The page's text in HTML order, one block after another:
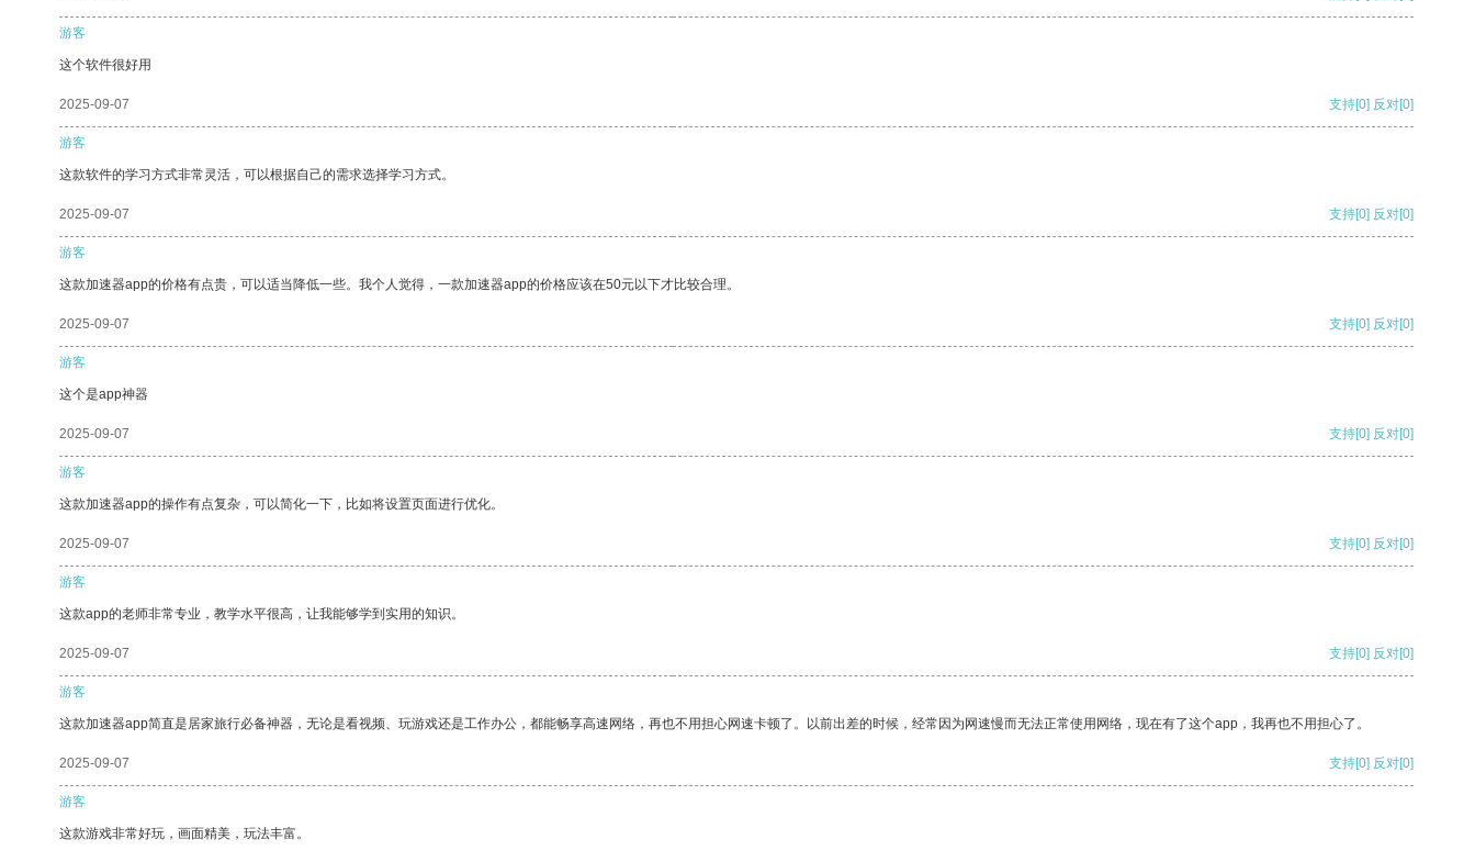
游客
这个软件很好用
2025-09-07 支持[0] 反对[0]
游客
这款软件的学习方式非常灵活，可以根据自己的需求选择学习方式。
2025-09-07 支持[0] 反对[0]
游客
这款加速器app的价格有点贵，可以适当降低一些。我个人觉得，一款加速器app的价格应该在50元以下才比较合理。
2025-09-07 支持[0] 反对[0]
游客
这个是app神器
2025-09-07 支持[0] 反对[0]
游客
这款加速器app的操作有点复杂，可以简化一下，比如将设置页面进行优化。
2025-09-07 支持[0] 反对[0]
游客
这款app的老师非常专业，教学水平很高，让我能够学到实用的知识。
2025-09-07 支持[0] 反对[0]
游客
这款加速器app简直是居家旅行必备神器，无论是看视频、玩游戏还是工作办公，都能畅享高速网络，再也不用担心网速卡顿了。以前出差的时候，经常因为网速慢而无法正常使用网络，现在有了这个app，我再也不用担心了。
2025-09-07 支持[0] 反对[0]
游客
这款游戏非常好玩，画面精美，玩法丰富。